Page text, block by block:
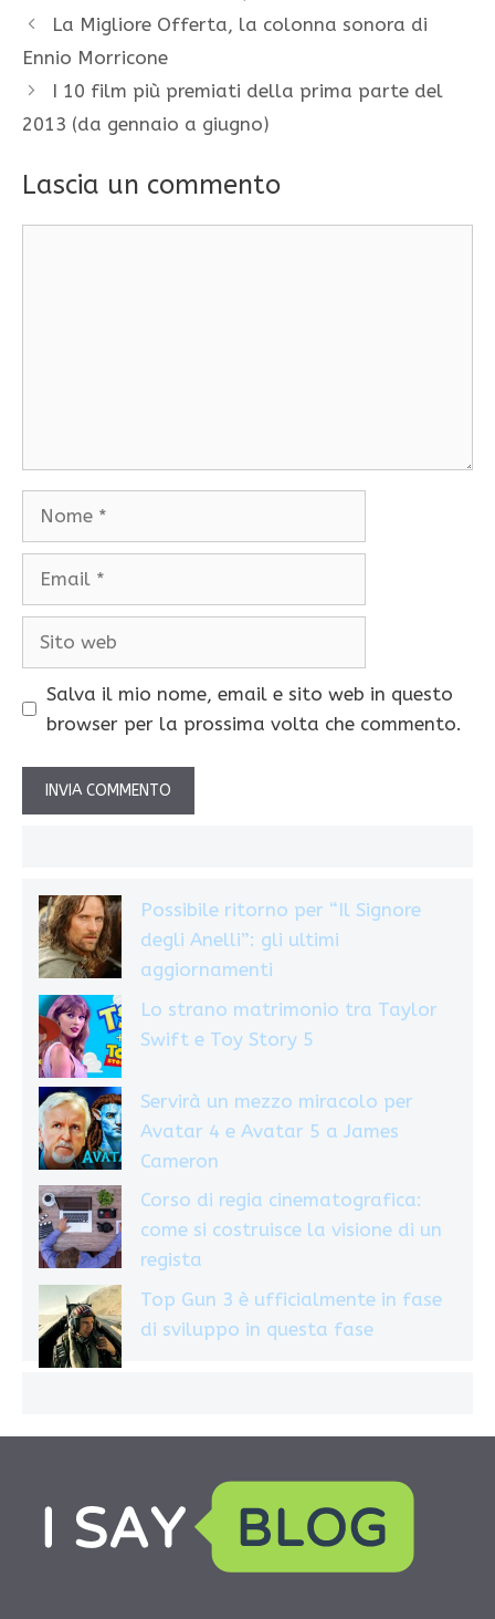
La Migliore Offerta, la colonna sonora di
Ennio Morricone
I 10 film più premiati della prima parte del
2013 (da gennaio a giugno)
Lascia un commento
Salva il mio nome, email e sito web in questo
browser per la prossima volta che commento.
Possibile ritorno per “Il Signore
degli Anelli”: gli ultimi
aggiornamenti
Lo strano matrimonio tra Taylor
Swift e Toy Story 5
Servirà un mezzo miracolo per
Avatar 4 e Avatar 5 a James
Cameron
Corso di regia cinematografica:
come si costruisce la visione di un
regista
Top Gun 3 è ufficialmente in fase
di sviluppo in questa fase